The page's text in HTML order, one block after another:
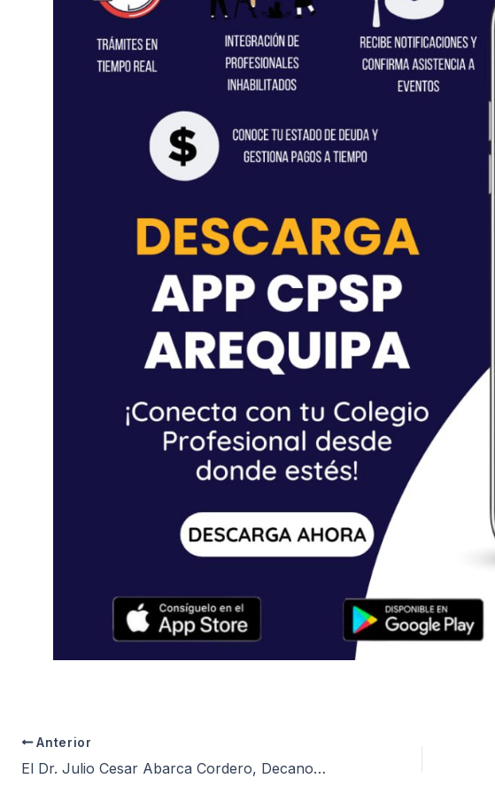
Anterior
El Dr. Julio Cesar Abarca Cordero, Decano de la Orden del Colegio de Psicólogos, en mesa de trabajo con la Bancada de Congresistas de la República por Arequipa en la UCSM